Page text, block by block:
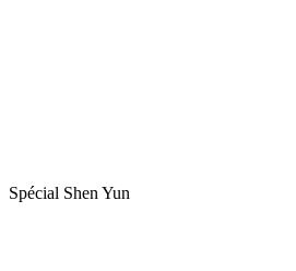
Spécial Shen Yun